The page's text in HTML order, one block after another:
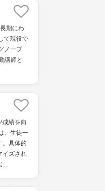
期にわ
て現役で
ノーブ
講師と
成績を向
、生徒一
。具体的
イズされ
...